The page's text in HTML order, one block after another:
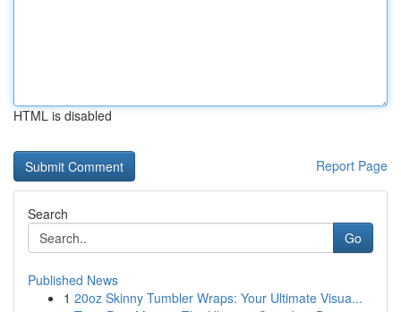
HTML is disabled
Report Page
Search
Go
Published News
1 20oz Skinny Tumbler Wraps: Your Ultimate Visua...